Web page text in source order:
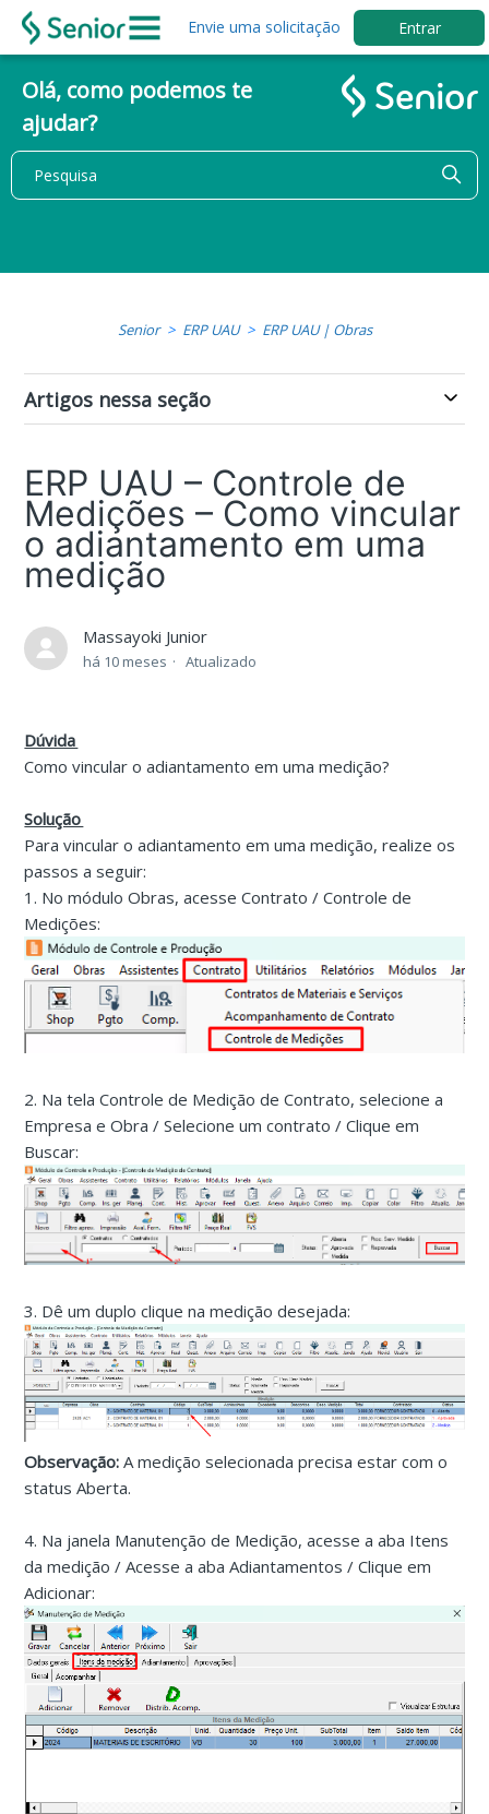
Envie uma solicitação Entrar
Olá, como podemos te
ajudar?
Senior ERP UAU ERP UAU | Obras
Artigos nessa seção
ERP UAU – Controle de
Medições – Como vincular
o adiantamento em uma
medição
Massayoki Junior
há 10 meses Atualizado
Dúvida
Como vincular o adiantamento em uma medição?
Solução
Para vincular o adiantamento em uma medição, realize os
passos a seguir:
1. No módulo Obras, acesse Contrato / Controle de
Medições:
2. Na tela Controle de Medição de Contrato, selecione a
Empresa e Obra / Selecione um contrato / Clique em
Buscar:
3. Dê um duplo clique na medição desejada:
Observação: A medição selecionada precisa estar com o
status Aberta.
4. Na janela Manutenção de Medição, acesse a aba Itens
da medição / Acesse a aba Adiantamentos / Clique em
Adicionar: